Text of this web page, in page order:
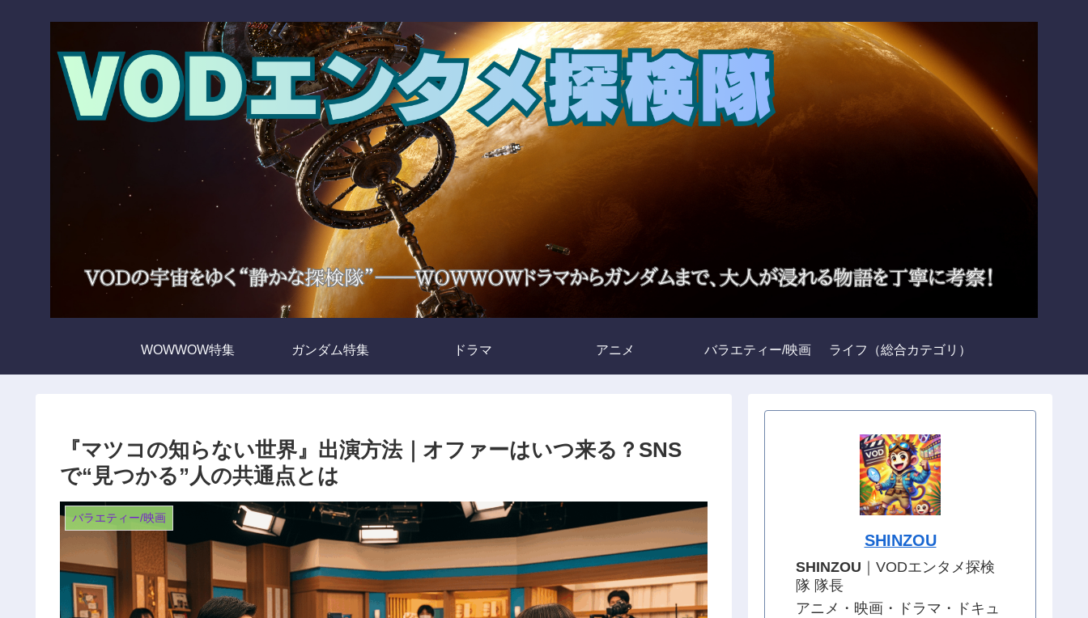
WOWWOW特集 ガンダム特集 ドラマ アニメ バラエティー/映画 ライフ（総合カテゴリ）
『マツコの知らない世界』出演方法｜オファーはいつ来る？SNS
で“見つかる”人の共通点とは
バラエティー/映画
SHINZOU
SHINZOU ｜VODエンタメ探検
隊 隊長
アニメ・映画・ドラマ・ドキュ